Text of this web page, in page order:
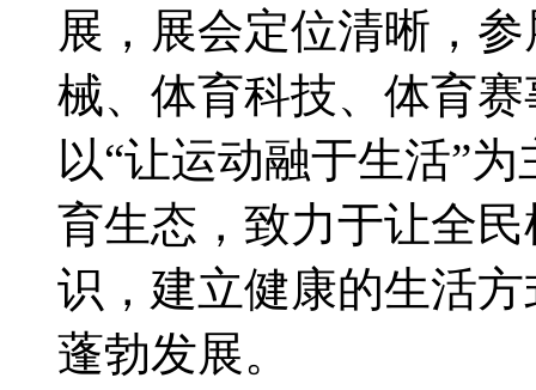
展，展会定位清晰，
械、体育科技、体育
以“让运动融于生活”
育生态，致力于让全
识，建立健康的生活
蓬勃发展。